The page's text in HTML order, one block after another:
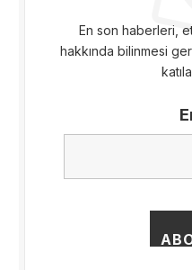
En son haberleri,
hakkında bilinmesi